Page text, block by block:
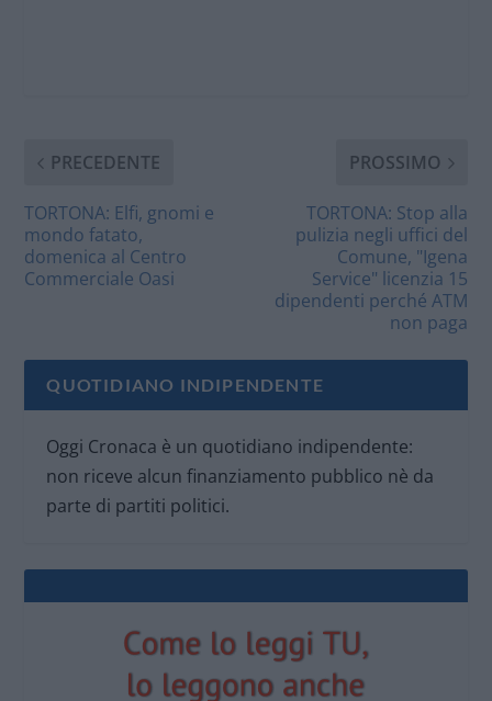
PRECEDENTE
TORTONA: Elfi, gnomi e
mondo fatato,
domenica al Centro
Commerciale Oasi
PROSSIMO
TORTONA: Stop alla
pulizia negli uffici del
Comune, "Igena
Service" licenzia 15
dipendenti perché ATM
non paga
QUOTIDIANO INDIPENDENTE
Oggi Cronaca è un quotidiano indipendente:
non riceve alcun finanziamento pubblico nè da
parte di partiti politici.